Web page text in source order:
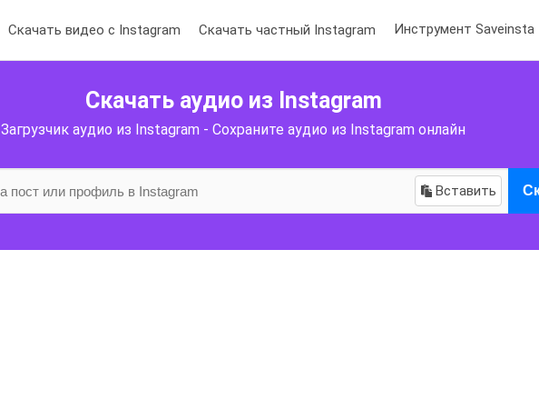
Скачать видео с Instagram Скачать частный Instagram Инструмент Saveinsta
Скачать аудио из Instagram
Загрузчик аудио из Instagram - Сохраните аудио из Instagram онлайн
Вставить